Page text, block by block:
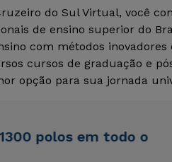
do Sul Virtual, você
de ensino superior do
com métodos
cursos de graduação e
opção para sua jornada
polos em todo o